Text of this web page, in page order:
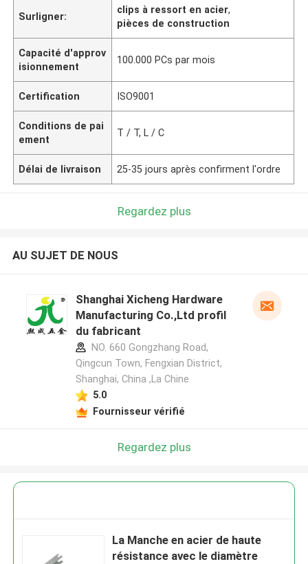
Surligner:
clips à ressort en acier,
pièces de construction
Capacité d'approv
isionnement
100.000 PCs par mois
Certification ISO9001
Conditions de pai
ement
T / T, L / C
Délai de livraison 25-35 jours après confirment l'ordre
Regardez plus
AU SUJET DE NOUS
Shanghai Xicheng Hardware
Manufacturing Co.,Ltd profil
du fabricant
NO. 660 Gongzhang Road,
Qingcun Town, Fengxian District,
Shanghai, China ,La Chine
5.0
Fournisseur vérifié
Regardez plus
La Manche en acier de haute
résistance avec le diamètre